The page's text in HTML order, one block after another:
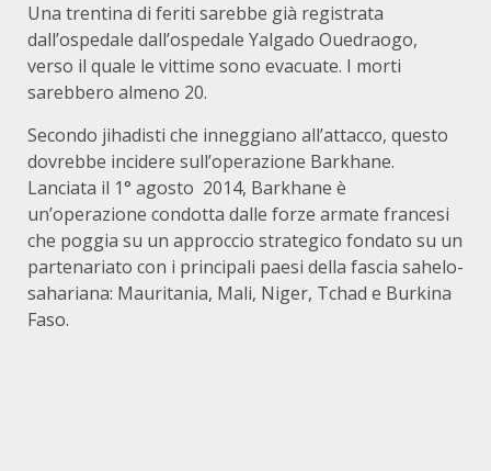
Una trentina di feriti sarebbe già registrata
dall’ospedale dall’ospedale Yalgado Ouedraogo,
verso il quale le vittime sono evacuate. I morti
sarebbero almeno 20.
Secondo jihadisti che inneggiano all’attacco, questo
dovrebbe incidere sull’operazione Barkhane.
Lanciata il 1° agosto 2014, Barkhane è
un’operazione condotta dalle forze armate francesi
che poggia su un approccio strategico fondato su un
partenariato con i principali paesi della fascia sahelo-
sahariana: Mauritania, Mali, Niger, Tchad e Burkina
Faso.